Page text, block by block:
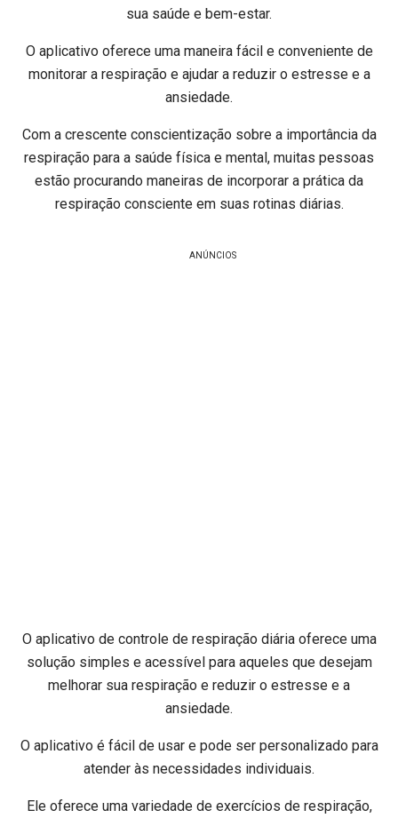
sua saúde e bem-estar.
O aplicativo oferece uma maneira fácil e conveniente de
monitorar a respiração e ajudar a reduzir o estresse e a
ansiedade.
Com a crescente conscientização sobre a importância da
respiração para a saúde física e mental, muitas pessoas
estão procurando maneiras de incorporar a prática da
respiração consciente em suas rotinas diárias.
ANÚNCIOS
O aplicativo de controle de respiração diária oferece uma
solução simples e acessível para aqueles que desejam
melhorar sua respiração e reduzir o estresse e a
ansiedade.
O aplicativo é fácil de usar e pode ser personalizado para
atender às necessidades individuais.
Ele oferece uma variedade de exercícios de respiração,